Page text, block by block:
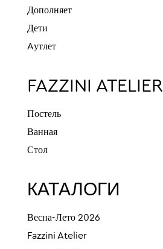
Дополняет
Дети
Aутлет
FAZZINI ATELIER
Постель
Ванная
Стол
КАТАЛОГИ
Весна-Лето 2026
Fazzini Atelier